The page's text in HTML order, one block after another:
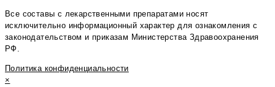
Все составы с лекарственными препаратами носят
исключительно информационный характер для ознакомления с
законодательством и приказам Министерства Здравоохранения
РФ.
Политика конфиденциальности
×